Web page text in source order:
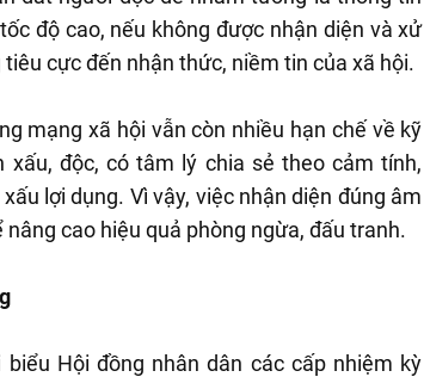
độ cao, nếu không được nhận diện và xử
cực đến nhận thức, niềm tin của xã hội.
mạng xã hội vẫn còn nhiều hạn chế về kỹ
độc, có tâm lý chia sẻ theo cảm tính,
lợi dụng. Vì vậy, việc nhận diện đúng âm
cao hiệu quả phòng ngừa, đấu tranh.
Hội đồng nhân dân các cấp nhiệm kỳ